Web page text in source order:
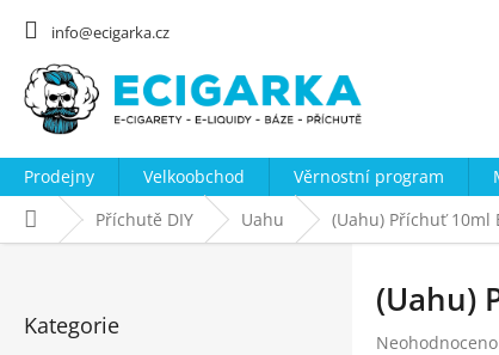
info@ecigarka.cz
Prodejny Velkoobchod Věrnostní program
Domů Příchutě DIY Uahu (Uahu) Příchuť 10ml
kategorie
Kategorie
(Uahu)
Průměrné
Neohodnoceno